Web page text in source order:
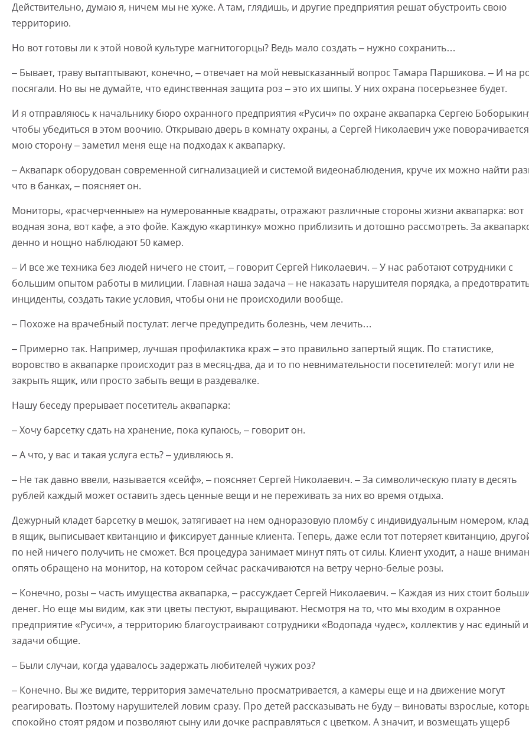
Действительно, думаю я, ничем мы не хуже. А там, глядишь, и другие предприятия решат обустроить свою
территорию.
Но вот готовы ли к этой новой культуре магнитогорцы? Ведь мало создать – нужно сохранить…
– Бывает, траву вытаптывают, конечно, – отвечает на мой невысказанный вопрос Тамара Паршикова. – И на
посягали. Но вы не думайте, что единственная защита роз – это их шипы. У них охрана посерьезнее будет.
И я отправляюсь к начальнику бюро охранного предприятия «Русич» по охране аквапарка Сергею
чтобы убедиться в этом воочию. Открываю дверь в комнату охраны, а Сергей Николаевич уже
мою сторону – заметил меня еще на подходах к аквапарку.
– Аквапарк оборудован современной сигнализацией и системой видеонаблюдения, круче их можно найти
что в банках, – поясняет он.
Мониторы, «расчерченные» на нумерованные квадраты, отражают различные стороны жизни аквапарка: вот
водная зона, вот кафе, а это фойе. Каждую «картинку» можно приблизить и дотошно рассмотреть. За
денно и нощно наблюдают 50 камер.
– И все же техника без людей ничего не стоит, – говорит Сергей Николаевич. – У нас работают сотрудники с
большим опытом работы в милиции. Главная наша задача – не наказать нарушителя порядка, а
инциденты, создать такие условия, чтобы они не происходили вообще.
– Похоже на врачебный постулат: легче предупредить болезнь, чем лечить…
– Примерно так. Например, лучшая профилактика краж – это правильно запертый ящик. По статистике,
воровство в аквапарке происходит раз в месяц-два, да и то по невнимательности посетителей: могут или не
закрыть ящик, или просто забыть вещи в раздевалке.
Нашу беседу прерывает посетитель аквапарка:
– Хочу барсетку сдать на хранение, пока купаюсь, – говорит он.
– А что, у вас и такая услуга есть? – удивляюсь я.
– Не так давно ввели, называется «сейф», – поясняет Сергей Николаевич. – За символическую плату в десять
рублей каждый может оставить здесь ценные вещи и не переживать за них во время отдыха.
Дежурный кладет барсетку в мешок, затягивает на нем одноразовую пломбу с индивидуальным номером,
в ящик, выписывает квитанцию и фиксирует данные клиента. Теперь, даже если тот потеряет квитанцию,
по ней ничего получить не сможет. Вся процедура занимает минут пять от силы. Клиент уходит, а наше
опять обращено на монитор, на котором сейчас раскачиваются на ветру черно-белые розы.
– Конечно, розы – часть имущества аквапарка, – рассуждает Сергей Николаевич. – Каждая из них стоит
денег. Но еще мы видим, как эти цветы пестуют, выращивают. Несмотря на то, что мы входим в охранное
предприятие «Русич», а территорию благоустраивают сотрудники «Водопада чудес», коллектив у нас единый и
задачи общие.
– Были случаи, когда удавалось задержать любителей чужих роз?
– Конечно. Вы же видите, территория замечательно просматривается, а камеры еще и на движение могут
реагировать. Поэтому нарушителей ловим сразу. Про детей рассказывать не буду – виноваты взрослые,
спокойно стоят рядом и позволяют сыну или дочке расправляться с цветком. А значит, и возмещать ущерб